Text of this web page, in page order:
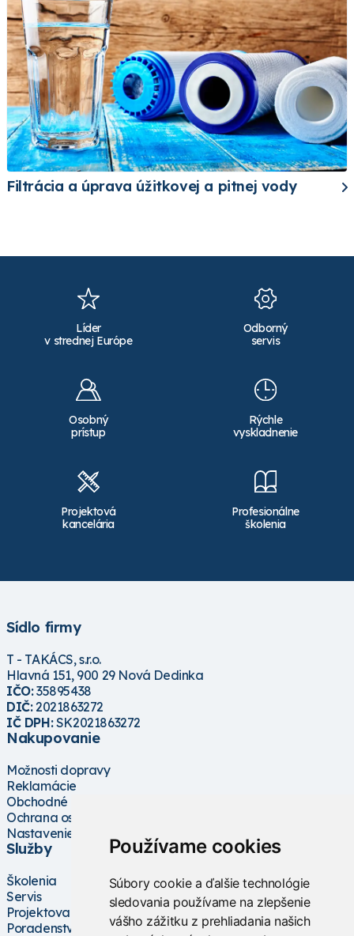
Používame cookies
Súbory cookie a ďalšie technológie
sledovania používame na zlepšenie
vášho zážitku z prehliadania našich
Filtrácia a úprava úžitkovej a pitnej vody
Líder
v strednej Európe
Odborný
servis
Osobný
prístup
Rýchle
vyskladnenie
Projektová
kancelária
Profesionálne
školenia
Sídlo firmy
T - TAKÁCS, s.r.o.
Hlavná 151, 900 29 Nová Dedinka
IČO:35895438
DIČ:2021863272
IČ DPH:SK2021863272
Nakupovanie
Možnosti dopravy
Reklamácie
Obchodné podmienky
Ochrana osobných údajov
Nastavenie cookies
Služby
Školenia
Servis
Projektovanie
Poradenstvo